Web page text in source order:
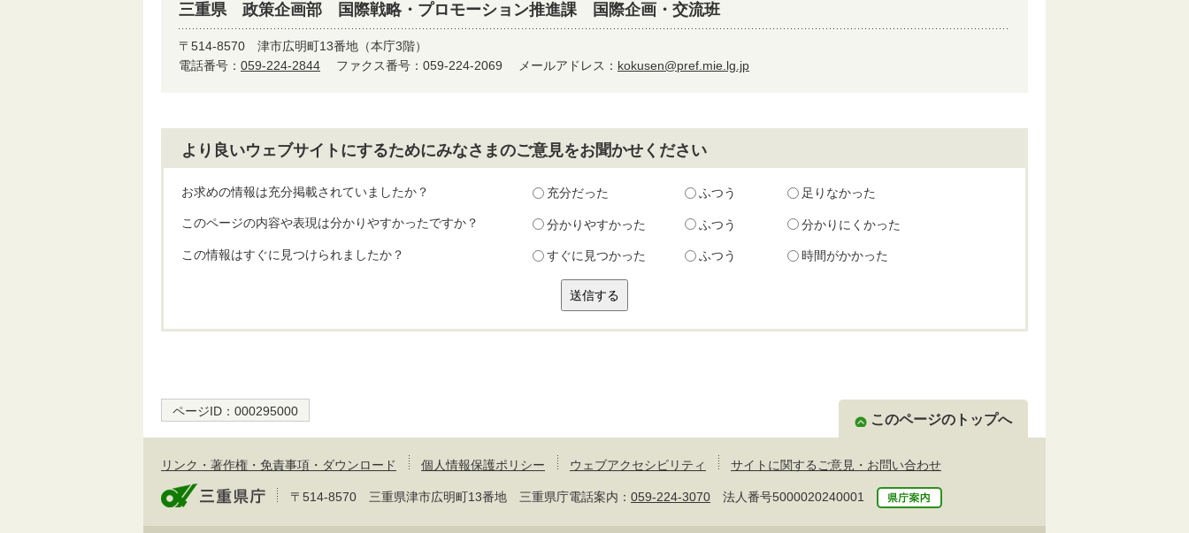
三重県 政策企画部 国際戦略・プロモーション推進課 国際企画・交流班
〒514-8570 津市広明町13番地（本庁3階）
電話番号： 059-224-2844 ファクス番号：059-224-2069 メールアドレス： kokusen@pref.mie.lg.jp
より良いウェブサイトにするためにみなさまのご意見をお聞かせください
お求めの情報は充分掲載されていましたか？ 充分だった ふつう 足りなかった
このページの内容や表現は分かりやすかったですか？ 分かりやすかった ふつう 分かりにくかった
この情報はすぐに見つけられましたか？ すぐに見つかった ふつう 時間がかかった
ページID： 000295000
このページのトップへ
リンク・著作権・免責事項・ダウンロード 個人情報保護ポリシー ウェブアクセシビリティ サイトに関するご意見・お問い合わせ
〒514-8570 三重県津市広明町13番地 三重県庁電話案内： 059-224-3070 法人番号5000020240001